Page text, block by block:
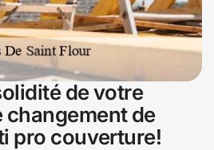
de votre
changement de
pro couverture!